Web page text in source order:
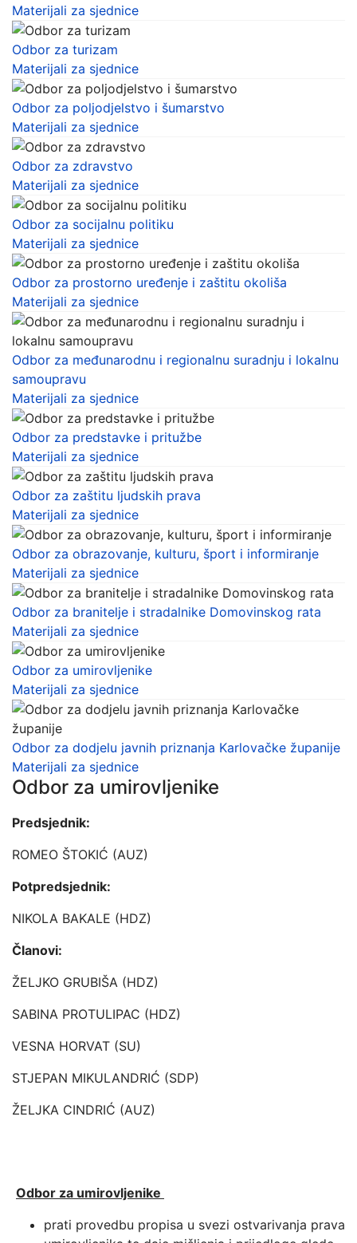
Materijali za sjednice
Odbor za turizam
Materijali za sjednice
Odbor za poljodjelstvo i šumarstvo
Materijali za sjednice
Odbor za zdravstvo
Materijali za sjednice
Odbor za socijalnu politiku
Materijali za sjednice
Odbor za prostorno uređenje i zaštitu okoliša
Materijali za sjednice
Odbor za međunarodnu i regionalnu suradnju i lokalnu
samoupravu
Materijali za sjednice
Odbor za predstavke i pritužbe
Materijali za sjednice
Odbor za zaštitu ljudskih prava
Materijali za sjednice
Odbor za obrazovanje, kulturu, šport i informiranje
Materijali za sjednice
Odbor za branitelje i stradalnike Domovinskog rata
Materijali za sjednice
Odbor za umirovljenike
Materijali za sjednice
Odbor za dodjelu javnih priznanja Karlovačke županije
Materijali za sjednice
Odbor za umirovljenike
Predsjednik:
ROMEO ŠTOKIĆ (AUZ)
Potpredsjednik:
NIKOLA BAKALE (HDZ)
Članovi:
ŽELJKO GRUBIŠA (HDZ)
SABINA PROTULIPAC (HDZ)
VESNA HORVAT (SU)
STJEPAN MIKULANDRIĆ (SDP)
ŽELJKA CINDRIĆ (AUZ)
Odbor za umirovljenike
prati provedbu propisa u svezi ostvarivanja prava